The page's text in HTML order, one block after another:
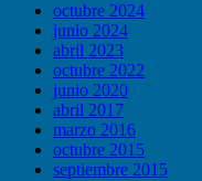
octubre 2024
junio 2024
abril 2023
octubre 2022
junio 2020
abril 2017
marzo 2016
octubre 2015
septiembre 2015